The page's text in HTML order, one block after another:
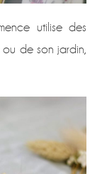
utilise des
de son jardin,